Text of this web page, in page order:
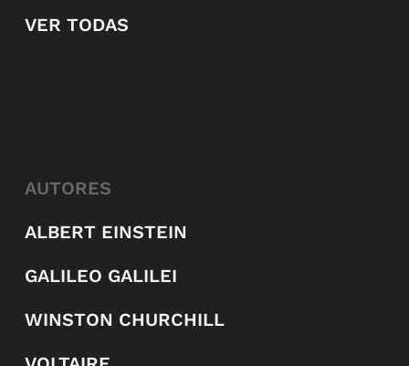
VER TODAS
AUTORES
ALBERT EINSTEIN
GALILEO GALILEI
WINSTON CHURCHILL